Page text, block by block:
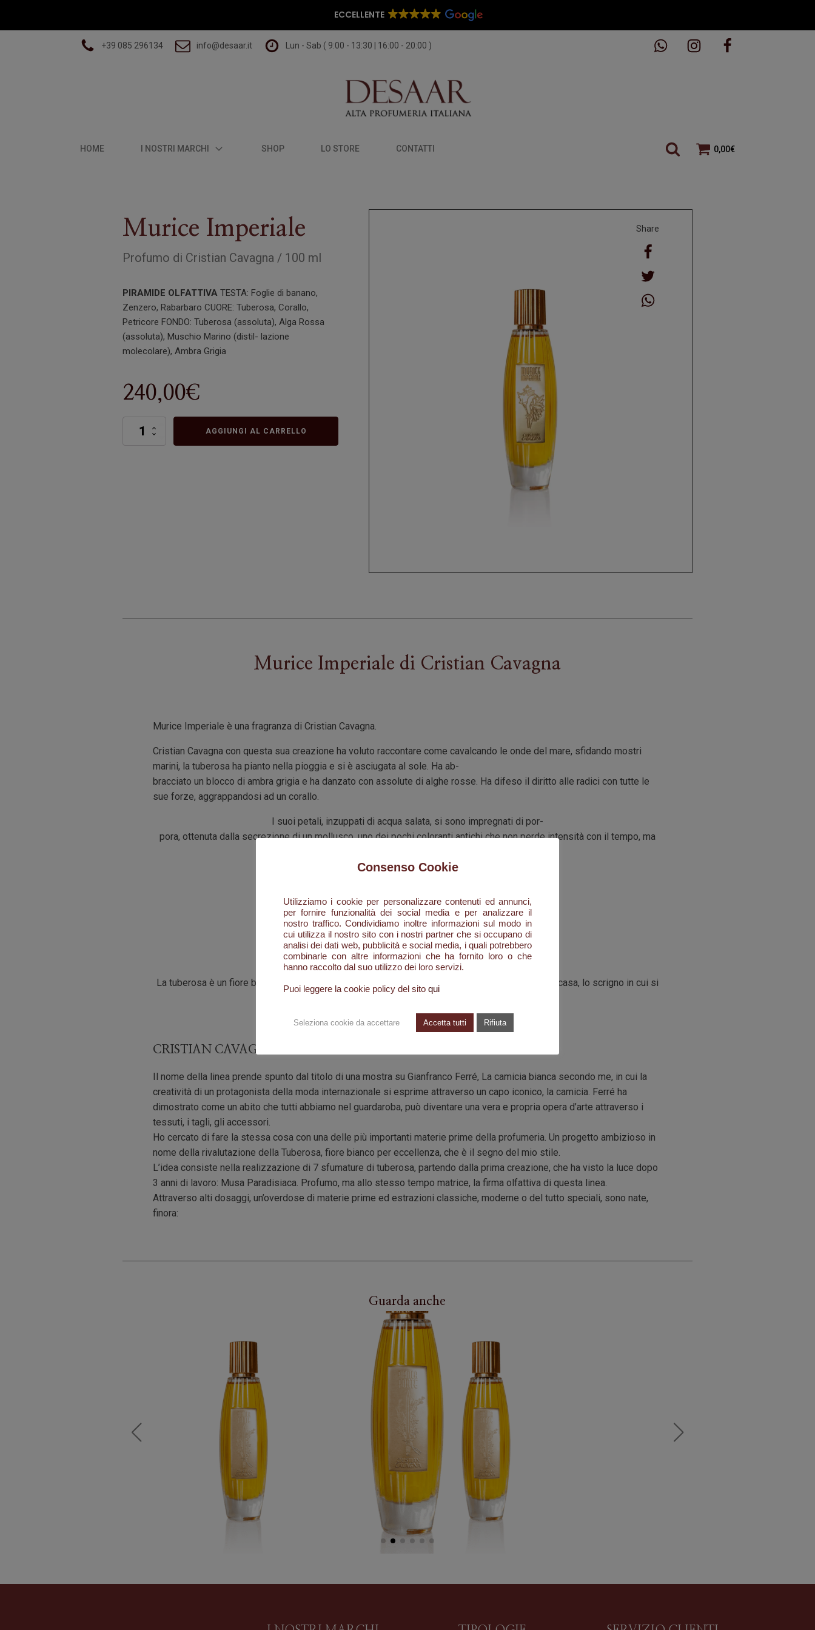
ECCELLENTE
+39 085 296134 info@desaar.it Lun - Sab ( 9:00 - 13:30 | 16:00 - 20:00 )
HOME I NOSTRI MARCHI SHOP LO STORE CONTATTI 0,00€
Murice Imperiale
Profumo di Cristian Cavagna / 100 ml
PIRAMIDE OLFATTIVATESTA: Foglie di banano,
Zenzero, Rabarbaro CUORE: Tuberosa, Corallo,
Petricore FONDO: Tuberosa (assoluta), Alga Rossa
(assoluta), Muschio Marino (distil- lazione
molecolare), Ambra Grigia
240,00€
Murice
AGGIUNGI AL CARRELLO
Share
Murice Imperiale di Cristian Cavagna
Murice Imperiale è una fragranza di Cristian Cavagna.
Cristian Cavagna con questa sua creazione ha voluto raccontare come cavalcando le onde del mare, sfidando mostri
marini, la tuberosa ha pianto nella pioggia e si è asciugata al sole. Ha ab-
bracciato un blocco di ambra grigia e ha danzato con assolute di alghe rosse. Ha difeso il diritto alle radici con tutte le
sue forze, aggrappandosi ad un corallo.
I suoi petali, inzuppati di acqua salata, si sono impregnati di por-
pora, ottenuta dalla secrezione di un mollusco, uno dei pochi coloranti antichi che non perde intensità con il tempo, ma
diventa più brillante con l’esposizione alla luce solare.
Con Murice Imperiale ho cercato di dare un profumo al colore,
chiamato rosso di Tiro, attraverso note di rabarbaro.
C’è una piantagione di tuberose nel mare. La sirena ne ha reso
possibile la coltura, raccogliendo, dalla spumosa battigia del
mare, il murice e il prezioso fiore in esso contenuto...
La tuberosa è un fiore bianco giunto da lontano, portato dalle onde dentro una conchiglia: la sua casa, lo scrigno in cui si
è adagiata, il suo fresco rifugio.
CRISTIAN CAVAGNA
Il nome della linea prende spunto dal titolo di una mostra su Gianfranco Ferré, La camicia bianca secondo me, in cui la
creatività di un protagonista della moda internazionale si esprime attraverso un capo iconico, la camicia. Ferré ha
dimostrato come un abito che tutti abbiamo nel guardaroba, può diventare una vera e propria opera d’arte attraverso i
tessuti, i tagli, gli accessori.
Ho cercato di fare la stessa cosa con una delle più importanti materie prime della profumeria. Un progetto ambizioso in
nome della rivalutazione della Tuberosa, fiore bianco per eccellenza, che è il segno del mio stile.
L’idea consiste nella realizzazione di 7 sfumature di tuberosa, partendo dalla prima creazione, che ha visto la luce dopo
3 anni di lavoro: Musa Paradisiaca. Profumo, ma allo stesso tempo matrice, la firma olfattiva di questa linea.
Attraverso alti dosaggi, un’overdose di materie prime ed estrazioni classiche, moderne o del tutto speciali, sono nate,
finora:
Guarda anche
100 ml
Consenso Cookie
Utilizziamo i cookie per personalizzare contenuti ed annunci,
per fornire funzionalità dei social media e per analizzare il
nostro traffico. Condividiamo inoltre informazioni sul modo in
cui utilizza il nostro sito con i nostri partner che si occupano di
analisi dei dati web, pubblicità e social media, i quali potrebbero
combinarle con altre informazioni che ha fornito loro o che
hanno raccolto dal suo utilizzo dei loro servizi.
Puoi leggere la cookie policy del sito qui
Seleziona cookie da accettare Accetta tutti Rifiuta